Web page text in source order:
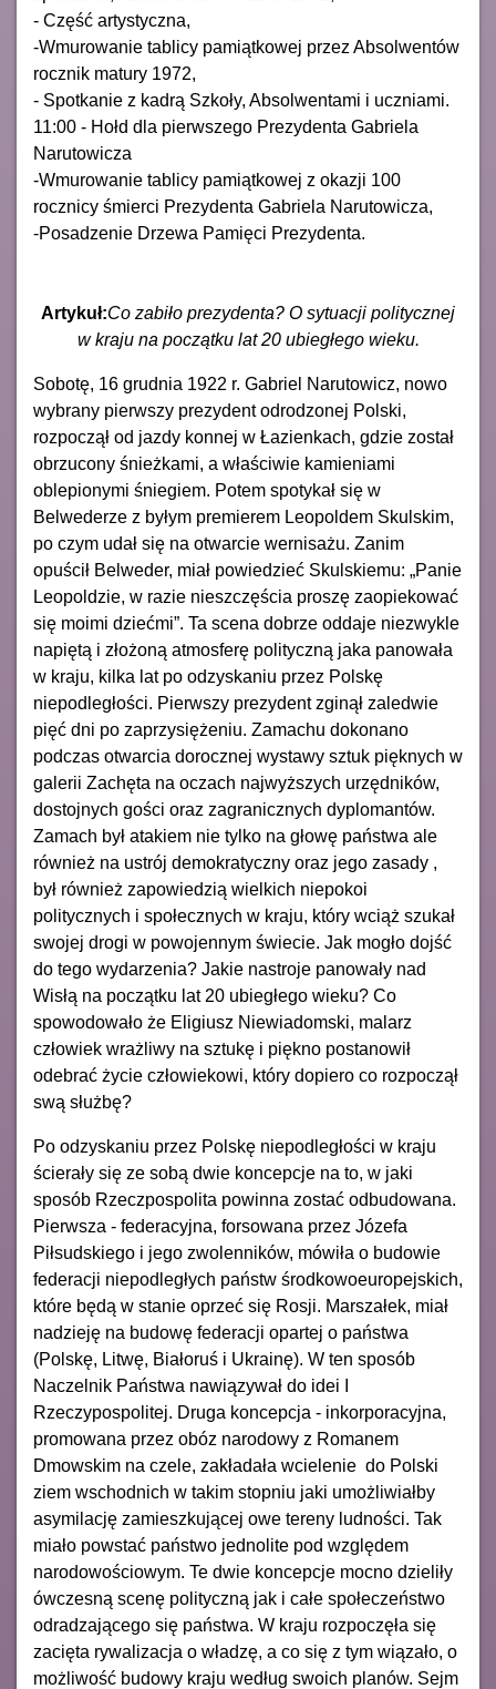
- Część artystyczna,
-Wmurowanie tablicy pamiątkowej przez Absolwentów
rocznik matury 1972,
- Spotkanie z kadrą Szkoły, Absolwentami i uczniami.
11:00 - Hołd dla pierwszego Prezydenta Gabriela
Narutowicza
-Wmurowanie tablicy pamiątkowej z okazji 100
rocznicy śmierci Prezydenta Gabriela Narutowicza,
-Posadzenie Drzewa Pamięci Prezydenta.
Artykuł:Co zabiło prezydenta? O sytuacji politycznej
w kraju na początku lat 20 ubiegłego wieku.
Sobotę, 16 grudnia 1922 r. Gabriel Narutowicz, nowo
wybrany pierwszy prezydent odrodzonej Polski,
rozpoczął od jazdy konnej w Łazienkach, gdzie został
obrzucony śnieżkami, a właściwie kamieniami
oblepionymi śniegiem. Potem spotykał się w
Belwederze z byłym premierem Leopoldem Skulskim,
po czym udał się na otwarcie wernisażu. Zanim
opuścił Belweder, miał powiedzieć Skulskiemu: „Panie
Leopoldzie, w razie nieszczęścia proszę zaopiekować
się moimi dziećmi”. Ta scena dobrze oddaje niezwykle
napiętą i złożoną atmosferę polityczną jaka panowała
w kraju, kilka lat po odzyskaniu przez Polskę
niepodległości. Pierwszy prezydent zginął zaledwie
pięć dni po zaprzysiężeniu. Zamachu dokonano
podczas otwarcia dorocznej wystawy sztuk pięknych w
galerii Zachęta na oczach najwyższych urzędników,
dostojnych gości oraz zagranicznych dyplomantów.
Zamach był atakiem nie tylko na głowę państwa ale
również na ustrój demokratyczny oraz jego zasady ,
był również zapowiedzią wielkich niepokoi
politycznych i społecznych w kraju, który wciąż szukał
swojej drogi w powojennym świecie. Jak mogło dojść
do tego wydarzenia? Jakie nastroje panowały nad
Wisłą na początku lat 20 ubiegłego wieku? Co
spowodowało że Eligiusz Niewiadomski, malarz
człowiek wrażliwy na sztukę i piękno postanowił
odebrać życie człowiekowi, który dopiero co rozpoczął
swą służbę?
Po odzyskaniu przez Polskę niepodległości w kraju
ścierały się ze sobą dwie koncepcje na to, w jaki
sposób Rzeczpospolita powinna zostać odbudowana.
Pierwsza - federacyjna, forsowana przez Józefa
Piłsudskiego i jego zwolenników, mówiła o budowie
federacji niepodległych państw środkowoeuropejskich,
które będą w stanie oprzeć się Rosji. Marszałek, miał
nadzieję na budowę federacji opartej o państwa
(Polskę, Litwę, Białoruś i Ukrainę). W ten sposób
Naczelnik Państwa nawiązywał do idei I
Rzeczypospolitej. Druga koncepcja - inkorporacyjna,
promowana przez obóz narodowy z Romanem
Dmowskim na czele, zakładała wcielenie do Polski
ziem wschodnich w takim stopniu jaki umożliwiałby
asymilację zamieszkującej owe tereny ludności. Tak
miało powstać państwo jednolite pod względem
narodowościowym. Te dwie koncepcje mocno dzieliły
ówczesną scenę polityczną jak i całe społeczeństwo
odradzającego się państwa. W kraju rozpoczęła się
zacięta rywalizacja o władzę, a co się z tym wiązało, o
możliwość budowy kraju według swoich planów. Sejm